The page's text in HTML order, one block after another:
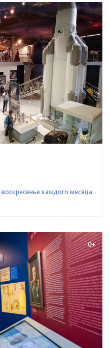
каждого месяца
0+